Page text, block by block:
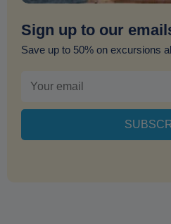
Sign up to our
Save up to 50% on excursions